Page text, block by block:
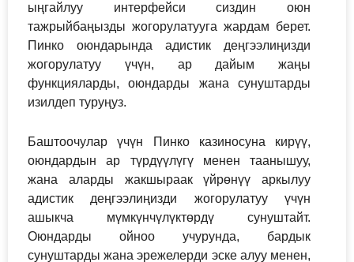
ыңгайлуу интерфейси сиздин оюн
тажрыйбаңызды жогорулатууга жардам берет.
Пинко оюндарында адистик деңгээлиңизди
жогорулатуу үчүн, ар дайым жаңы
функцияларды, оюндарды жана сунуштарды
изилдеп туруңуз.
Баштоочулар үчүн Пинко казиносуна кирүү,
оюндардын ар түрдүүлүгү менен таанышуу,
жана аларды жакшыраак үйрөнүү аркылуу
адистик деңгээлиңизди жогорулатуу үчүн
ашыкча мүмкүнчүлүктөрдү сунуштайт.
Оюндарды ойноо учурунда, бардык
сунуштарды жана эрежелерди эске алуу менен,